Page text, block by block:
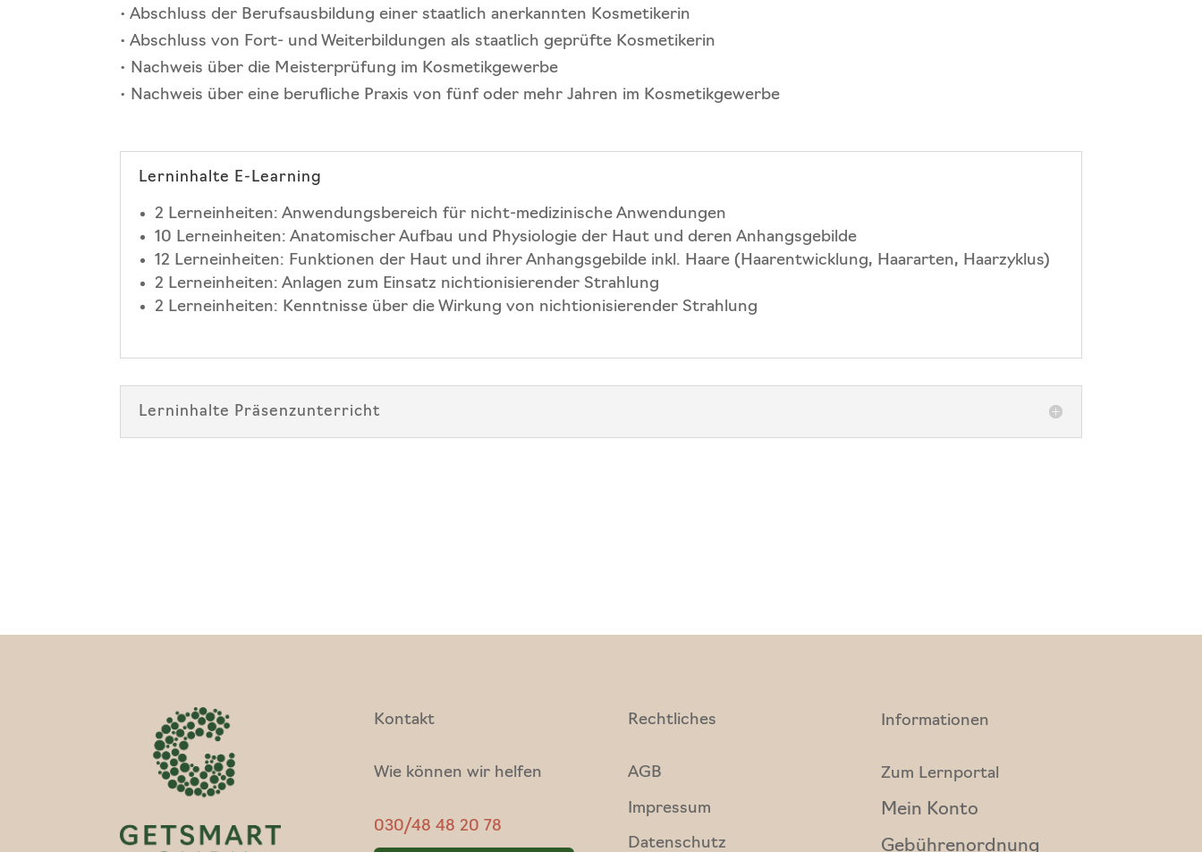
• Abschluss der Berufsausbildung einer staatlich anerkannten Kosmetikerin
• Abschluss von Fort- und Weiterbildungen als staatlich geprüfte Kosmetikerin
• Nachweis über die Meisterprüfung im Kosmetikgewerbe
• Nachweis über eine berufliche Praxis von fünf oder mehr Jahren im Kosmetikgewerbe
Lerninhalte E-Learning
2 Lerneinheiten: Anwendungsbereich für nicht-medizinische Anwendungen
10 Lerneinheiten: Anatomischer Aufbau und Physiologie der Haut und deren Anhangsgebilde
12 Lerneinheiten: Funktionen der Haut und ihrer Anhangsgebilde inkl. Haare (Haarentwicklung, Haararten, Haarzyklus)
2 Lerneinheiten: Anlagen zum Einsatz nichtionisierender Strahlung
2 Lerneinheiten: Kenntnisse über die Wirkung von nichtionisierender Strahlung
Lerninhalte Präsenzunterricht
Kontakt
Wie können wir helfen
030/48 48 20 78
Rechtliches
AGB
Impressum
Datenschutz
Informationen
Zum Lernportal
Mein Konto
Gebührenordnung